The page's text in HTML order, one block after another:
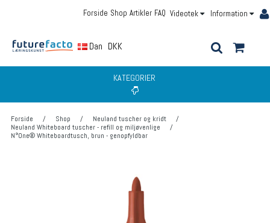
Information
Videotek
FAQ
Artikler
Shop
Forside
DanskDKK
KATEGORIER
Forside / Shop / Neuland tuscher og kridt
/
Neuland Whiteboard tuscher - refill og miljøvenlige
/
N°One® Whiteboardtusch, brun - genopfyldbar